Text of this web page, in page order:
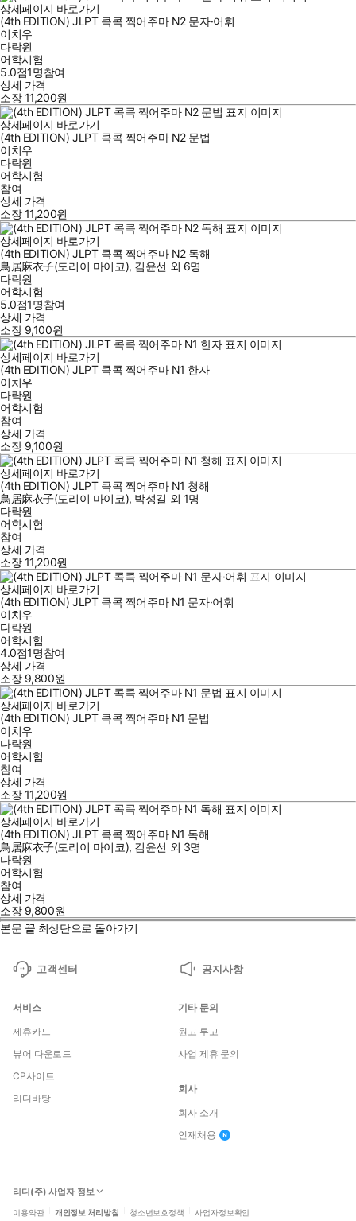
상세페이지 바로가기
(4th EDITION) JLPT 콕콕 찍어주마 N2 문자·어휘
이치우
다락원
어학시험
5.0점1명참여
상세 가격
소장11,200원
상세페이지 바로가기
(4th EDITION) JLPT 콕콕 찍어주마 N2 문법
이치우
다락원
어학시험
참여
상세 가격
소장11,200원
상세페이지 바로가기
(4th EDITION) JLPT 콕콕 찍어주마 N2 독해
鳥居麻衣子(도리이 마이코), 김윤선 외 6명
다락원
어학시험
5.0점1명참여
상세 가격
소장 9,100원
상세페이지 바로가기
(4th EDITION) JLPT 콕콕 찍어주마 N1 한자
이치우
다락원
어학시험
참여
상세 가격
소장 9,100원
상세페이지 바로가기
(4th EDITION) JLPT 콕콕 찍어주마 N1 청해
鳥居麻衣子(도리이 마이코), 박성길 외 1명
다락원
어학시험
참여
상세 가격
소장11,200원
상세페이지 바로가기
(4th EDITION) JLPT 콕콕 찍어주마 N1 문자·어휘
이치우
다락원
어학시험
4.0점1명참여
상세 가격
소장 9,800원
상세페이지 바로가기
(4th EDITION) JLPT 콕콕 찍어주마 N1 문법
이치우
다락원
어학시험
참여
상세 가격
소장11,200원
상세페이지 바로가기
(4th EDITION) JLPT 콕콕 찍어주마 N1 독해
鳥居麻衣子(도리이 마이코), 김윤선 외 3명
다락원
어학시험
참여
상세 가격
소장 9,800원
본문 끝 최상단으로 돌아가기
고객센터 공지사항
서비스
제휴카드
뷰어 다운로드
CP사이트
리디바탕
기타 문의
원고 투고
사업 제휴 문의
회사
회사 소개
인재채용
리디(주) 사업자 정보
이용약관 개인정보 처리방침 청소년보호정책 사업자정보확인